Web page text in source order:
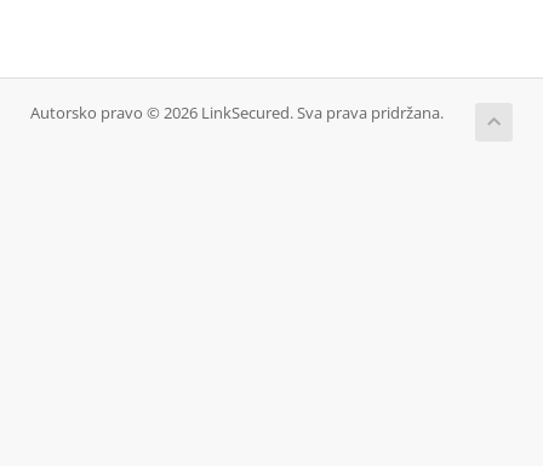
Autorsko pravo © 2026 LinkSecured. Sva prava pridržana.